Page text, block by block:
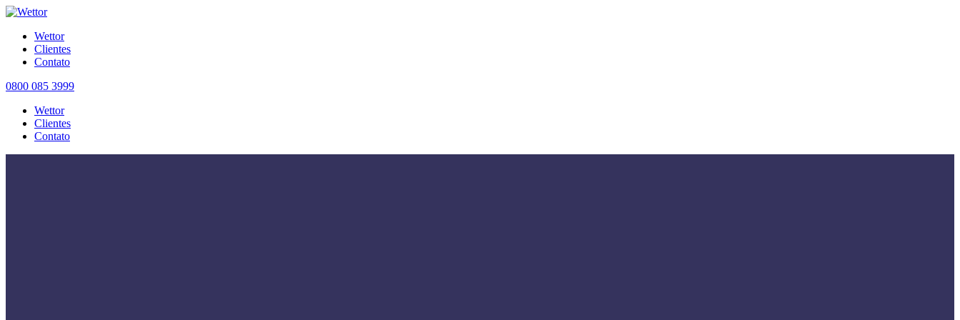
Wettor
Clientes
Contato
0800 085 3999
Wettor
Clientes
Contato